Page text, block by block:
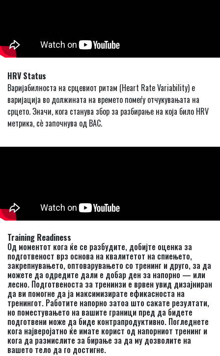
HRV Status
Варијабилноста на срцевиот ритам (Heart Rate Variability) е
варијација во должината на времето помеѓу отчукувањата на
срцето. Значи, кога станува збор за разбирање на која било HRV
метрика, сè започнува од ВАС.
Training Readiness
Од моментот кога ќе се разбудите, добијте оценка за
подготвеност врз основа на квалитетот на спиењето,
закрепнувањето, оптоварувањето со тренинг и друго, за да
можете да одредите дали е добар ден за напорно — или
лесно. Подготвеноста за тренинзи е врвен увид дизајниран
да ви помогне да ја максимизирате ефикасноста на
тренингот. Работите напорно затоа што сакате резултати,
но поместувањето на вашите граници пред да бидете
подготвени може да биде контрапродуктивно. Погледнете
кога најверојатно ќе имате корист од напорниот тренинг и
кога да размислите за бирање за да му дозволите на
вашето тело да го достигне.